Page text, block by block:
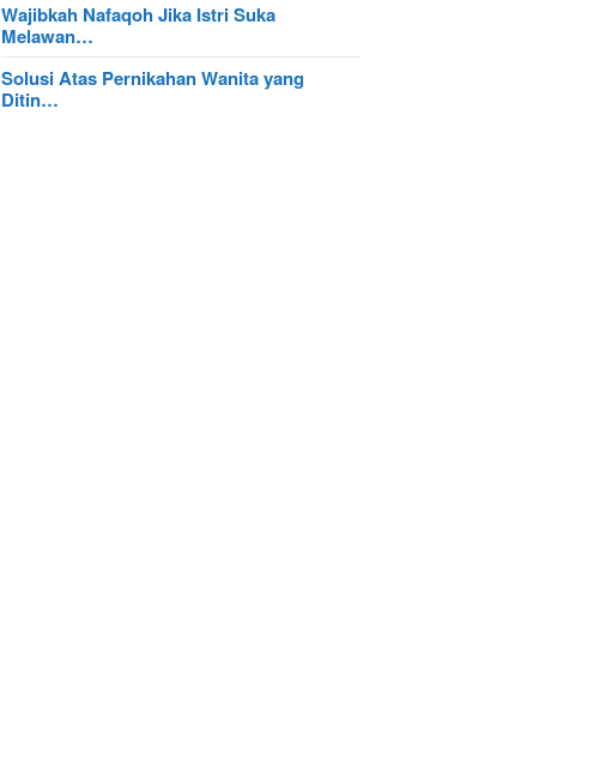
Wajibkah Nafaqoh Jika Istri Suka
Melawan…
Solusi Atas Pernikahan Wanita yang
Ditin…